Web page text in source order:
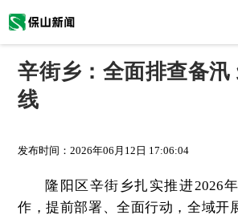
辛街乡：全面排查备汛
线
发布时间：2026年06月12日 17:06:04
隆阳区辛街乡扎实推进2026
作，提前部署、全面行动，全域开